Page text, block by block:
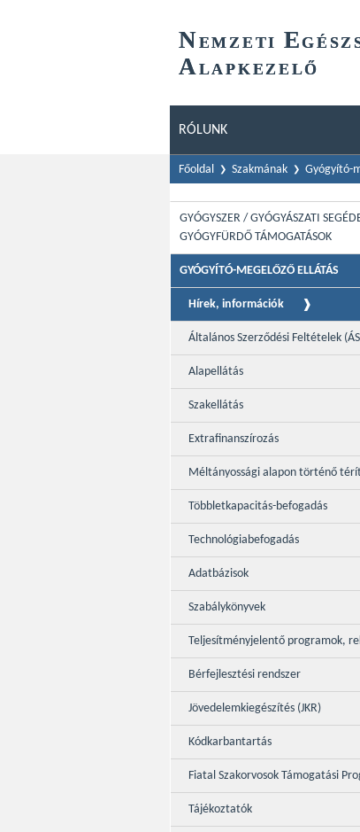
NEMZETI E
ALAPKEZELŐ
RÓLUNK
Főoldal Szakmának Gyógyító-
GYÓGYSZER / GYÓGYÁSZATI
GYÓGYFÜRDŐ TÁMOGATÁSOK
GYÓGYÍTÓ-MEGELŐZŐ ELLÁTÁS
Hírek, információk
Általános Szerződési Feltételek
Alapellátás
Szakellátás
Extrafinanszírozás
Méltányossági alapon történő
Többletkapacitás-befogadás
Technológiabefogadás
Adatbázisok
Szabálykönyvek
Teljesítményjelentő programok,
Bérfejlesztési rendszer
Jövedelemkiegészítés (JKR)
Kódkarbantartás
Fiatal Szakorvosok Támogatási
Tájékoztatók